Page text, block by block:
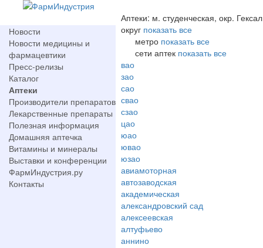
Новости
Новости медицины и
фармацевтики
Пресс-релизы
Каталог
Аптеки
Производители препаратов
Лекарственные препараты
Полезная информация
Домашняя аптечка
Витамины и минералы
Выставки и конференции
ФармИндустрия.ру
Контакты
Аптеки: м. студенческая, окр. Гексал
округ показать все
метро показать все
сети аптек показать все
вао
зао
сао
свао
сзао
цао
юао
ювао
юзао
авиамоторная
автозаводская
академическая
александровский сад
алексеевская
алтуфьево
аннино